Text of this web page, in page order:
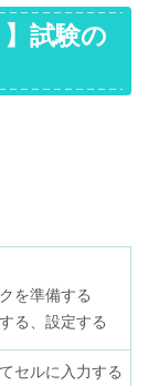
試験の
を準備する
る、設定する
セルに入力する